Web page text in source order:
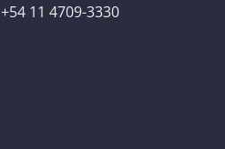
+54 11 4709-3330